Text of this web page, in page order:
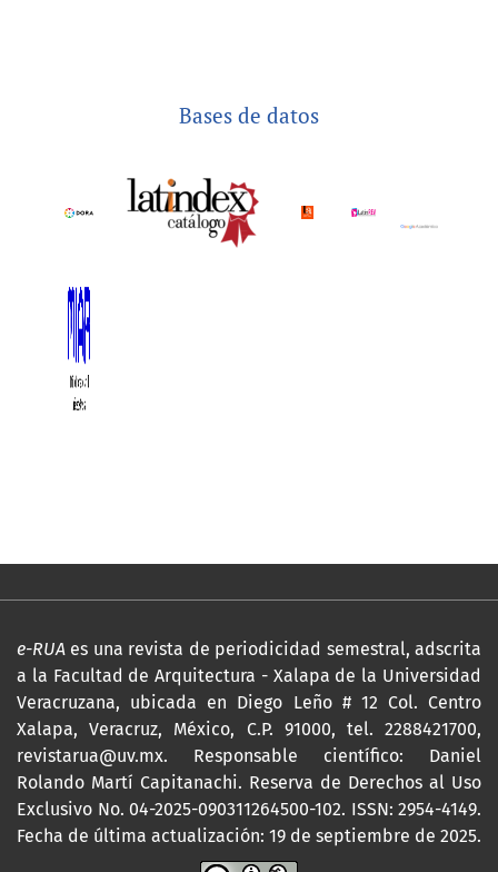
Bases de datos
e-RUA es una revista de periodicidad semestral, adscrita
a la Facultad de Arquitectura - Xalapa de la Universidad
Veracruzana, ubicada en Diego Leño # 12 Col. Centro
Xalapa, Veracruz, México, C.P. 91000, tel. 2288421700,
revistarua@uv.mx. Responsable científico: Daniel
Rolando Martí Capitanachi. Reserva de Derechos al Uso
Exclusivo No. 04-2025-090311264500-102. ISSN: 2954-4149.
Fecha de última actualización: 19 de septiembre de 2025.